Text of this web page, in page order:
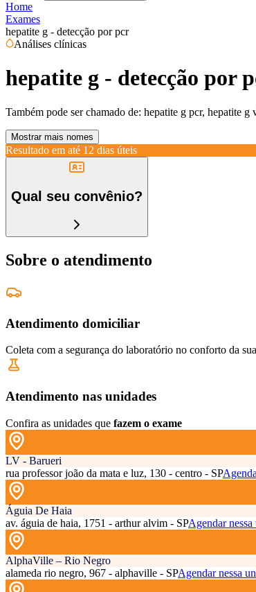
Home
Exames
hepatite g - detecção por pcr
Análises clínicas
hepatite g - detecção por
Também pode ser chamado de: hepatite g pcr, hepatite
Mostrar mais nomes
Resultado em até 12 dias úteis
Qual seu convênio?
Sobre o atendimento
Atendimento domiciliar
Coleta com a segurança do laboratório no conforto da
Atendimento nas unidades
Confira as unidades que fazem o exame
LV - Barueri
rua professor joão da mata e luz, 130 - centro - SP
Águia De Haia
av. águia de haia, 1751 - arthur alvim - SPAgendar nessa
AlphaVille – Rio Negro
alameda rio negro, 967 - alphaville - SPAgendar nessa